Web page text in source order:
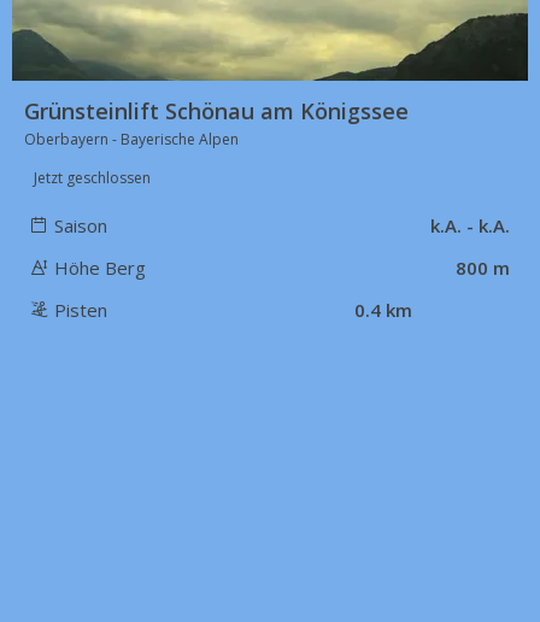
Grünsteinlift Schönau am Königssee
Oberbayern - Bayerische Alpen
Jetzt geschlossen
Saison
k.A. - k.A.
Höhe Berg
800 m
Pisten
0.4 km